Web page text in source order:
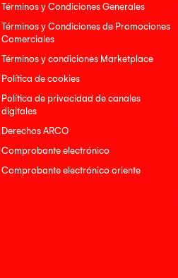
Términos y Condiciones Generales
Términos y Condiciones de Promociones
Comerciales
Términos y condiciones Marketplace
Política de cookies
Política de privacidad de canales
digitales
Derechos ARCO
Comprobante electrónico
Comprobante electrónico oriente